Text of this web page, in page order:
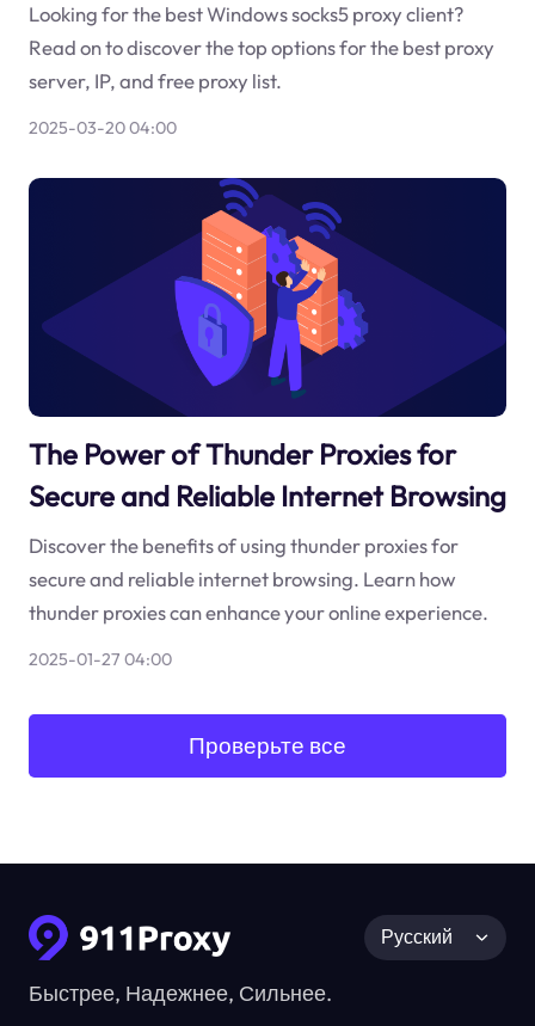
Looking for the best Windows socks5 proxy client?
Read on to discover the top options for the best proxy
server, IP, and free proxy list.
2025-03-20 04:00
The Power of Thunder Proxies for
Secure and Reliable Internet Browsing
Discover the benefits of using thunder proxies for
secure and reliable internet browsing. Learn how
thunder proxies can enhance your online experience.
2025-01-27 04:00
Проверьте все
Быстрее, Надежнее, Сильнее.
Русский